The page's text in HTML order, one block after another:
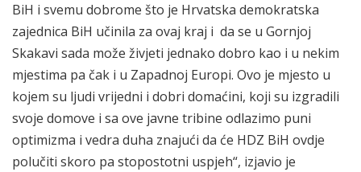
BiH i svemu dobrome što je Hrvatska demokratska
zajednica BiH učinila za ovaj kraj i da se u Gornjoj
Skakavi sada može živjeti jednako dobro kao i u nekim
mjestima pa čak i u Zapadnoj Europi. Ovo je mjesto u
kojem su ljudi vrijedni i dobri domaćini, koji su izgradili
svoje domove i sa ove javne tribine odlazimo puni
optimizma i vedra duha znajući da će HDZ BiH ovdje
polučiti skoro pa stopostotni uspjeh“, izjavio je